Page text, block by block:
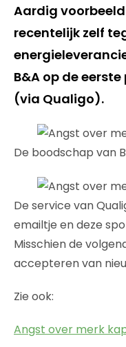
Aardig
recentelijk zelf
B&A op de
(via Qualigo).
De boodschap van
De service van
emailtje en deze
Misschien de
accepteren van
Zie ook:
Angst over merk